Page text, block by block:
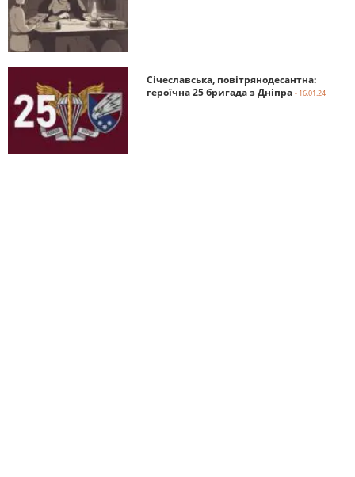
Січеславська, повітрянодесантна:
героїчна 25 бригада з Дніпра - 16.01.24